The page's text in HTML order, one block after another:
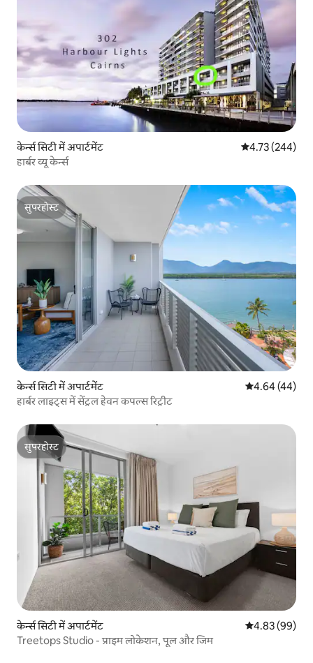
केर्न्स सिटी में अपार्टमेंट औसत रेटिंग 5 में से
4.73 (244)
हार्बर व्यू केर्न्स
सुपरहोस्ट
सुपरहोस्ट
केर्न्स सिटी में अपार्टमेंट औसत रेटिंग 5 में
4.64 (44)
हार्बर लाइट्स में सेंट्रल हेवन कपल्स रिट्रीट
सुपरहोस्ट
सुपरहोस्ट
केर्न्स सिटी में अपार्टमेंट औसत रेटिंग 5 में
4.83 (99)
Treetops Studio - प्राइम लोकेशन, पूल और जिम